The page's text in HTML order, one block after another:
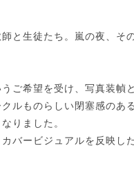
と生徒たち。嵐の夜、そ
ご希望を受け、写真装幀
ルものらしい閉塞感のあ
りました。
バービジュアルを反映し